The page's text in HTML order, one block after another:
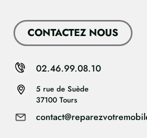
CONTACTEZ NOUS
5 rue de Suède
37100 Tours
02.46.99.08.10